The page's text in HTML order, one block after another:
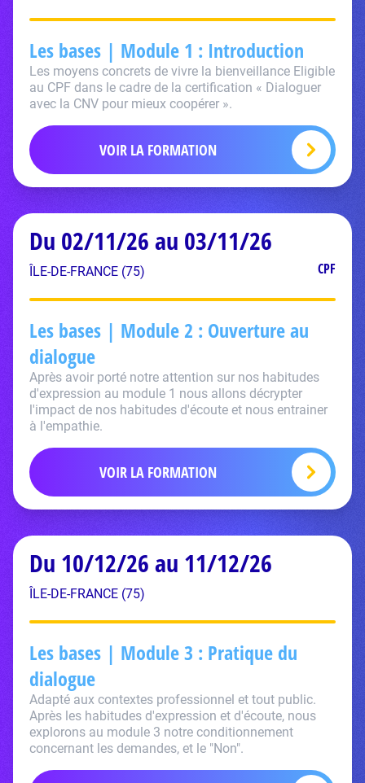
Les bases | Module 1 : Introduction
Les moyens concrets de vivre la bienveillance Eligible
au CPF dans le cadre de la certification « Dialoguer
avec la CNV pour mieux coopérer ».
VOIR LA FORMATION
Du 02/11/26 au 03/11/26
ÎLE-DE-FRANCE (75) CPF
Les bases | Module 2 : Ouverture au
dialogue
Après avoir porté notre attention sur nos habitudes
d'expression au module 1 nous allons décrypter
l'impact de nos habitudes d'écoute et nous entrainer
à l'empathie.
VOIR LA FORMATION
Du 10/12/26 au 11/12/26
ÎLE-DE-FRANCE (75)
Les bases | Module 3 : Pratique du
dialogue
Adapté aux contextes professionnel et tout public.
Après les habitudes d'expression et d'écoute, nous
explorons au module 3 notre conditionnement
concernant les demandes, et le "Non".